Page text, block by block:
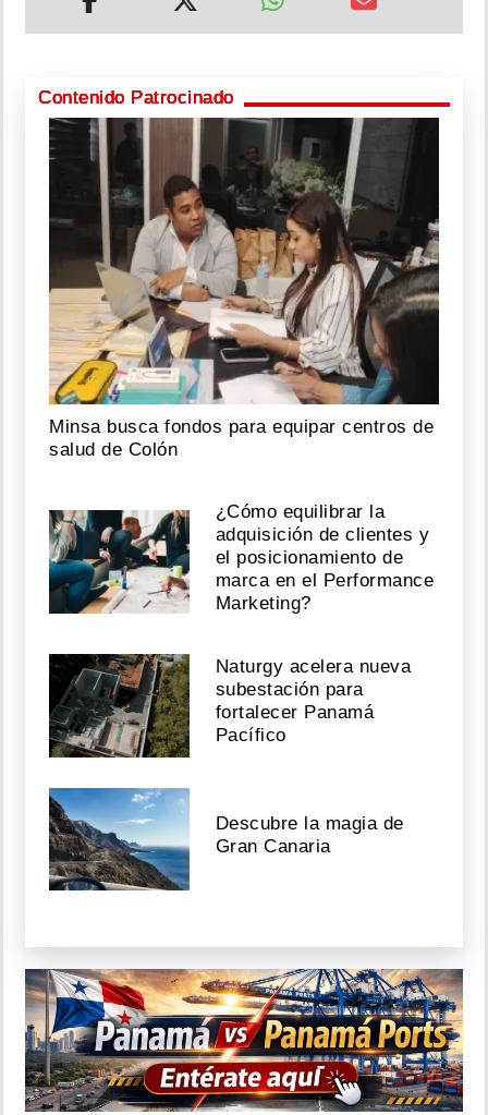
Contenido Patrocinado
Minsa busca fondos para equipar centros de
salud de Colón
¿Cómo equilibrar la
adquisición de clientes y
el posicionamiento de
marca en el Performance
Marketing?
Naturgy acelera nueva
subestación para
fortalecer Panamá
Pacífico
Descubre la magia de
Gran Canaria